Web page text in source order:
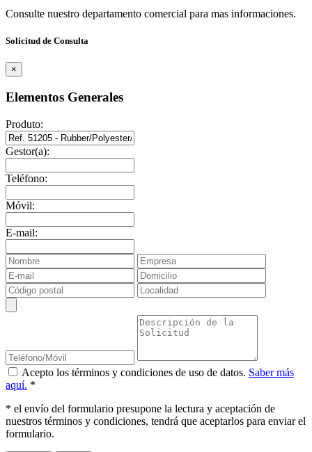
Consulte nuestro departamento comercial para mas informaciones.
Solicitud de Consulta
×
Elementos Generales
Produto:
Gestor(a):
Teléfono:
Móvil:
E-mail:
Acepto los términos y condiciones de uso de datos. Saber más
aquí. *
* el envío del formulario presupone la lectura y aceptación de
nuestros términos y condiciones, tendrá que aceptarlos para enviar el
formulario.